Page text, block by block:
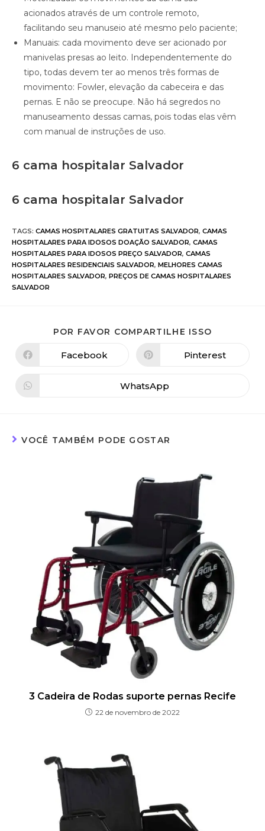
acionados através de um controle remoto,
facilitando seu manuseio até mesmo pelo paciente;
Manuais: cada movimento deve ser acionado por
manivelas presas ao leito. Independentemente do
tipo, todas devem ter ao menos três formas de
movimento: Fowler, elevação da cabeceira e das
pernas. E não se preocupe. Não há segredos no
manuseamento dessas camas, pois todas elas vêm
com manual de instruções de uso.
6 cama hospitalar Salvador
6 cama hospitalar Salvador
TAGS: CAMAS HOSPITALARES GRATUITAS SALVADOR, CAMAS
HOSPITALARES PARA IDOSOS DOAÇÃO SALVADOR, CAMAS
HOSPITALARES PARA IDOSOS PREÇO SALVADOR, CAMAS
HOSPITALARES RESIDENCIAIS SALVADOR, MELHORES CAMAS
HOSPITALARES SALVADOR, PREÇOS DE CAMAS HOSPITALARES
SALVADOR
POR FAVOR COMPARTILHE ISSO
Facebook Pinterest
WhatsApp
VOCÊ TAMBÉM PODE GOSTAR
3 Cadeira de Rodas suporte pernas Recife
22 de novembro de 2022